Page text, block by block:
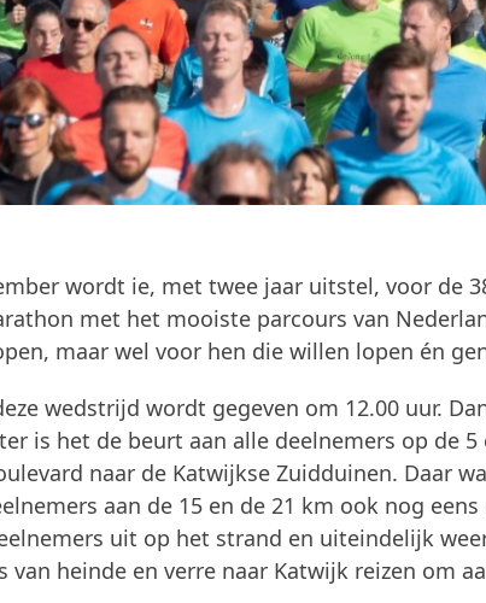
wordt ie, met twee jaar uitstel, voor de
met het mooiste parcours van
maar wel voor hen die willen lopen én
wedstrijd wordt gegeven om 12.00 uur.
is het de beurt aan alle deelnemers op de
naar de Katwijkse Zuidduinen. Daar
aan de 15 en de 21 km ook nog
uit op het strand en uiteindelijk
van heinde en verre naar Katwijk reizen om